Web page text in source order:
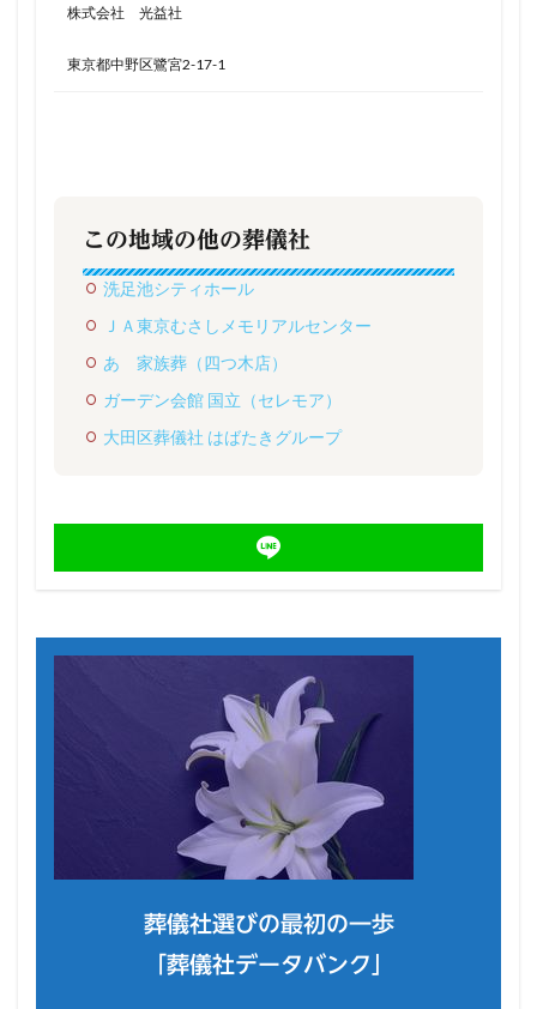
株式会社 光益社
東京都中野区鷺宮2-17-1
この地域の他の葬儀社
洗足池シティホール
ＪＡ東京むさしメモリアルセンター
あゝ家族葬（四つ木店）
ガーデン会館 国立（セレモア）
大田区葬儀社 はばたきグループ
葬儀社選びの最初の一歩
「葬儀社データバンク」